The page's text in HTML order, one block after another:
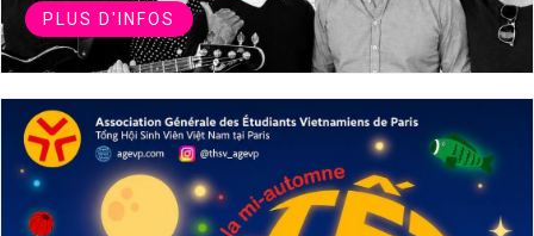
PLUS D'INFOS